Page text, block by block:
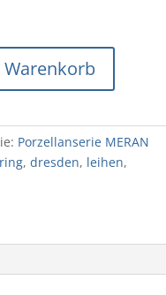
Warenkorb
Porzellanserie MERAN
,dresden, leihen,